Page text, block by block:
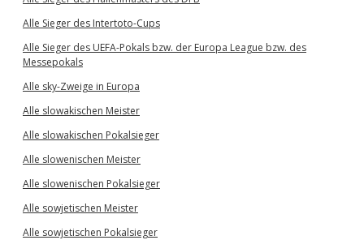
Alle Sieger des Intertoto-Cups
Alle Sieger des UEFA-Pokals bzw. der Europa League bzw. des
Messepokals
Alle sky-Zweige in Europa
Alle slowakischen Meister
Alle slowakischen Pokalsieger
Alle slowenischen Meister
Alle slowenischen Pokalsieger
Alle sowjetischen Meister
Alle sowjetischen Pokalsieger